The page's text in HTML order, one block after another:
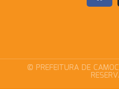
© PREFEITURA DE